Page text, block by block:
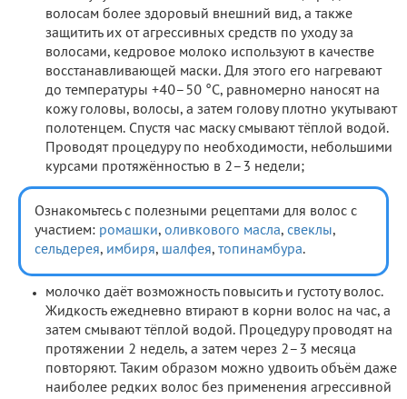
волосам более здоровый внешний вид, а также
защитить их от агрессивных средств по уходу за
волосами, кедровое молоко используют в качестве
восстанавливающей маски. Для этого его нагревают
до температуры +40–50 °С, равномерно наносят на
кожу головы, волосы, а затем голову плотно укутывают
полотенцем. Спустя час маску смывают тёплой водой.
Проводят процедуру по необходимости, небольшими
курсами протяжённостью в 2–3 недели;
Ознакомьтесь с полезными рецептами для волос с
участием: ромашки, оливкового масла, свеклы,
сельдерея, имбиря, шалфея, топинамбура.
молочко даёт возможность повысить и густоту волос.
Жидкость ежедневно втирают в корни волос на час, а
затем смывают тёплой водой. Процедуру проводят на
протяжении 2 недель, а затем через 2–3 месяца
повторяют. Таким образом можно удвоить объём даже
наиболее редких волос без применения агрессивной